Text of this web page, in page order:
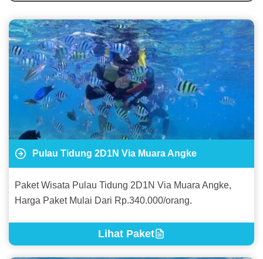
Pulau Tidung 2D1N Via Muara Angke
Paket Wisata Pulau Tidung 2D1N Via Muara Angke,
Harga Paket Mulai Dari Rp.340.000/orang.
Lihat Paket